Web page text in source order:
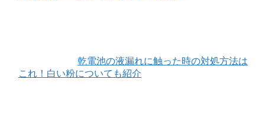
乾電池の液漏れに触った時の対処方法は
これ！白い粉についても紹介